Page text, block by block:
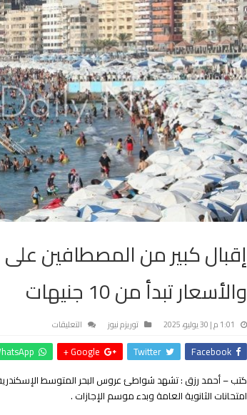
إقبال كبير من المصطافين
والأسعار تبدأ من 10 جنيهات
1:01 م | 30 يوليو، 2025 توريزم نيوز التعليقات
كبير
المصطافين
Facebook
Twitter
Google +
كتب – أحمد رزق : تشهد شواطئ عروس البحر المتوسط الإسكندرية
امتحانات الثانوية العامة وبدء موسم الإجازات .